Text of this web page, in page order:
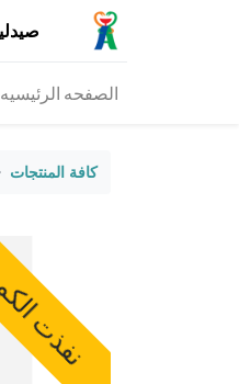
الصفحه الرئيسيه
كافة المنتجات
نفذت